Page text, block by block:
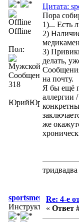
Offline
Пол:
Сообщений:
318
ЮрийЮрич
Цитата:
Пора
1)... Есть
2)
3)
делать,
на почту.
Я бы ещё
аллергии
же
sportsmen
Инструктор
Re: 4-е
« Ответ